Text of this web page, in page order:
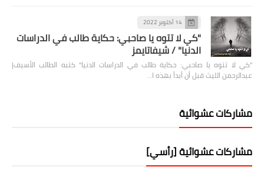
14 أكتوبر 2022
"كي لا تتوه يا صاحبي: حكاية طالب في الدراسات
الدنيا" / شيفاتايمز
"كي لا تتوه يا صاحبي: حكاية طالب في الدراسات الدنيا" كتبه الطالب الأسيف|
عبدالرحمن الليث قبل أن أبدأ بهذه ا…
مشاركات عشوائية
مشاركات عشوائية [رأسي]